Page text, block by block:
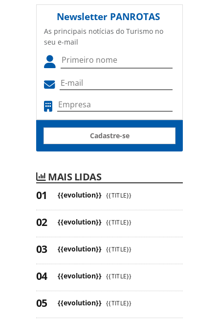
Newsletter PANROTAS
As principais notícias do Turismo no
seu e-mail
Cadastre-se
MAIS LIDAS
{{evolution}} {{TITLE}}
{{evolution}} {{TITLE}}
{{evolution}} {{TITLE}}
{{evolution}} {{TITLE}}
{{evolution}} {{TITLE}}